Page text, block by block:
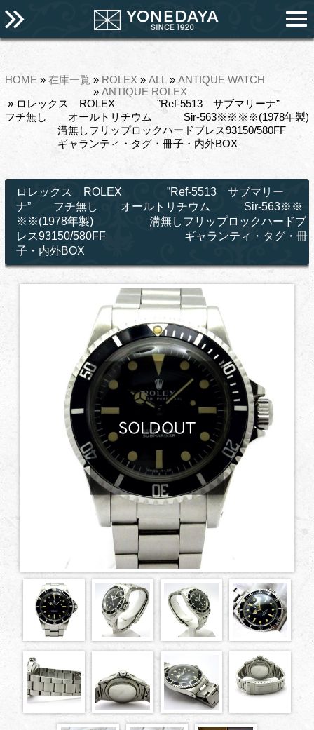
HOME » 在庫一覧 » ROLEX » ALL » ANTIQUE WATCH
» ANTIQUE ROLEX
» ロレックス ROLEX ”Ref-5513 サブマリーナ”
フチ無し オールトリチウム Sir-563※※※※(1978年製)
溝無しフリップロックハードブレス93150/580FF
ギャランティ・タグ・冊子・内外BOX
ロレックス ROLEX ”Ref-5513 サブマリー
ナ” フチ無し オールトリチウム Sir-563※※
※※(1978年製) 溝無しフリップロックハードブ
レス93150/580FF ギャランティ・タグ・冊
子・内外BOX